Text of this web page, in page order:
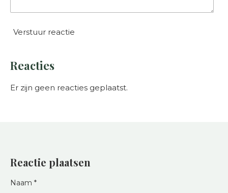
Verstuur reactie
Reacties
Er zijn geen reacties geplaatst.
Reactie plaatsen
Naam *